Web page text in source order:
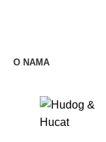
O NAMA